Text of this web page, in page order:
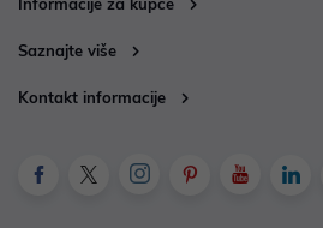
Informacije za kupce
Saznajte više
Kontakt informacije